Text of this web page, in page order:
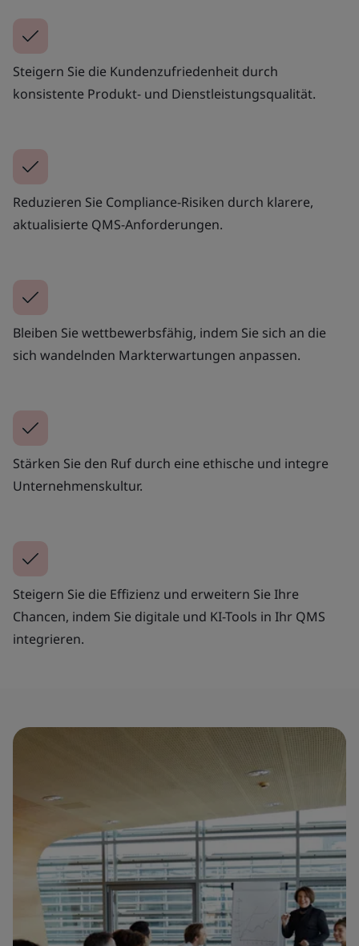
Steigern Sie die Kundenzufriedenheit durch
konsistente Produkt- und Dienstleistungsqualität.
Reduzieren Sie Compliance-Risiken durch klarere,
aktualisierte QMS-Anforderungen.
Bleiben Sie wettbewerbsfähig, indem Sie sich an die
sich wandelnden Markterwartungen anpassen.
Stärken Sie den Ruf durch eine ethische und integre
Unternehmenskultur.
Steigern Sie die Effizienz und erweitern Sie Ihre
Chancen, indem Sie digitale und KI-Tools in Ihr QMS
integrieren.